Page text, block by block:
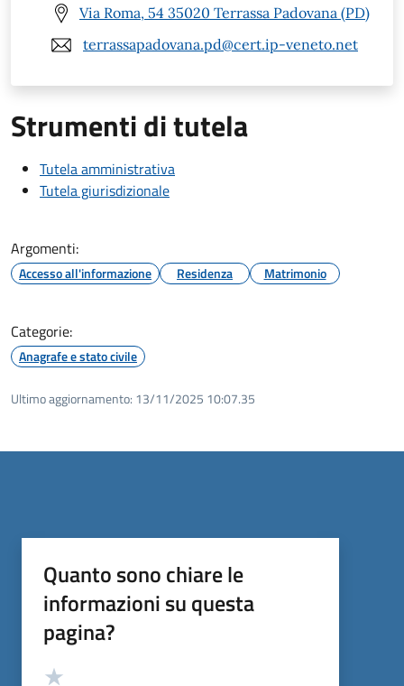
Via Roma, 54 35020 Terrassa Padovana (PD)
terrassapadovana.pd@cert.ip-veneto.net
Strumenti di tutela
Tutela amministrativa
Tutela giurisdizionale
Argomenti:
Accesso all'informazione Residenza Matrimonio
Categorie:
Anagrafe e stato civile
Ultimo aggiornamento: 13/11/2025 10:07.35
Quanto sono chiare le
informazioni su questa
pagina?
Valutazione